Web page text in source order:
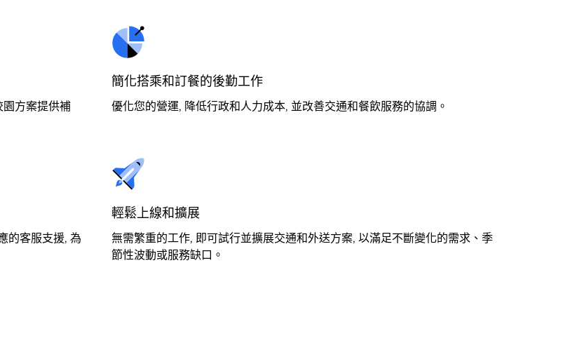
方案提供補
簡化搭乘和訂餐的後勤工作
優化您的營運, 降低行政和人力成本, 並改善交通和餐飲服務的協調。
的客服支援, 為
輕鬆上線和擴展
無需繁重的工作, 即可試行並擴展交通和外送方案, 以滿足不斷變化的需求、季
節性波動或服務缺口。